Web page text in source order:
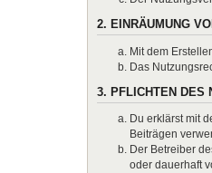
2. EINRÄUMUNG
Mit dem
Das
3. PFLICHTEN DES
Du erklärst mit
Beiträgen
Der Betreiber
oder dauerhaft